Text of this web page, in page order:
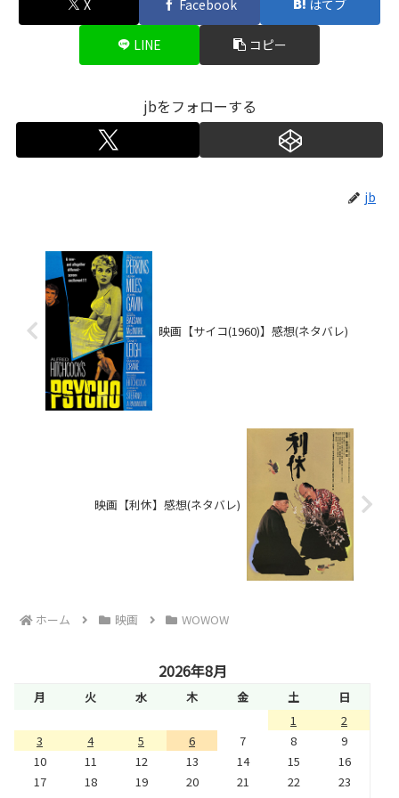
X Facebook はてブ
LINE コピー
jbをフォローする
jb
映画【サイコ(1960)】感想(ネタバレ)
映画【利休】感想(ネタバレ)
ホーム 映画 WOWOW
2026年8月
月 火 水 木 金 土
日
1
2
3
4 5 6 7 8
9
10
11 12 13 14 15
16
17
18 19 20 21 22
23